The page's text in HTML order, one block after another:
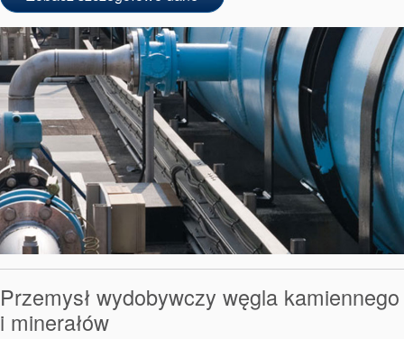
Przemysł wydobywczy węgla kamiennego
i minerałów